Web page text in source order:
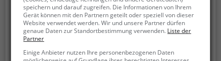
aus Regionalküche und osteuropäischen
Spezialitäten und lädt zum Genießen in entspannter
Atmosphäre ein.
speichern und darauf zugreifen. Die Informationen von Ihrem
Gerät können mit den Partnern geteilt oder speziell von dieser
Website verwendet werden. Wir und unsere Partner dürfen
genaue Daten zur Standortbestimmung verwenden. Liste der
Partner
Einige Anbieter nutzen Ihre personenbezogenen Daten